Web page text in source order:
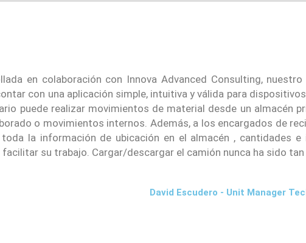
en colaboración con Innova Advanced Consulting,
con una aplicación simple, intuitiva y válida para
puede realizar movimientos de material desde un almacén
o movimientos internos. Además, a los encargados de
la información de ubicación en el almacén , cantidades
su trabajo. Cargar/descargar el camión nunca ha sido tan
David Escudero - Unit Manager